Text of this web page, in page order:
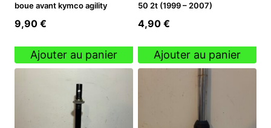
boue avant kymco agility
9,90 €
Ajouter au panier
50 2t (1999 – 2007)
4,90 €
Ajouter au panier